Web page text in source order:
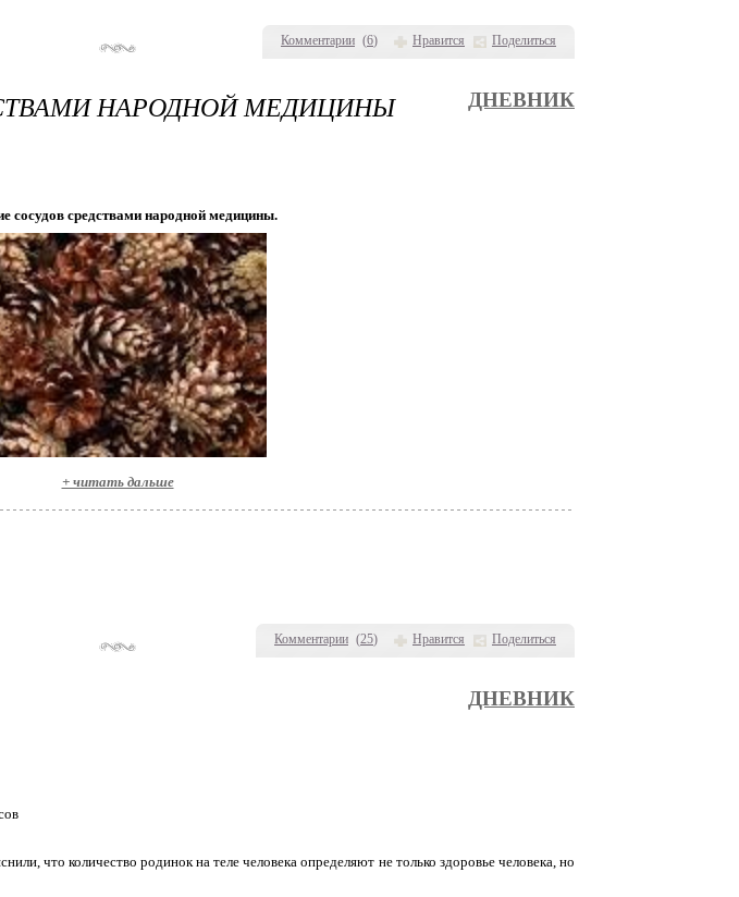
Комментарии (6) Нравится Поделиться
Комментарии (25) Нравится Поделиться
НАРОДНОЙ МЕДИЦИНЫ ДНЕВНИК
сосудов средствами народной медицины.
+ читать дальше
ДНЕВНИК
что количество родинок на теле человека определяют не только здоровье человека, но